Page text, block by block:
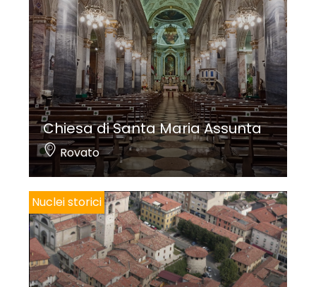
Chiesa di Santa Maria Assunta
Rovato
Nuclei storici